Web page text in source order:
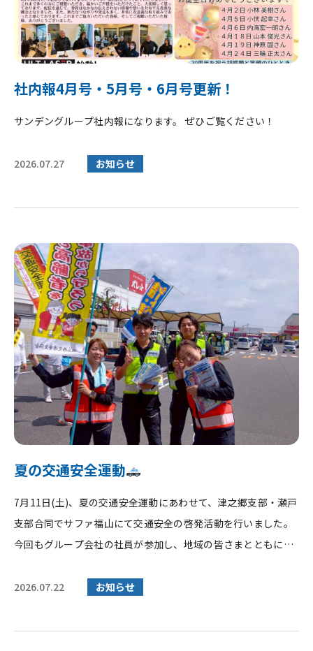
社内報4月号・5月号・6月号更新！
サンデングループ社内報になります。 ぜひご覧ください！
2026.07.27 お知らせ
夏の交通安全運動
7月11日(土)、夏の交通安全運動にあわせて、津之郷支部・瀬戸
支部合同でサファ福山にて交通安全の啓発活動を行いました。
今回もグループ会社の社員が参加し、地域の皆さまとともに交
2026.07.22
お知らせ